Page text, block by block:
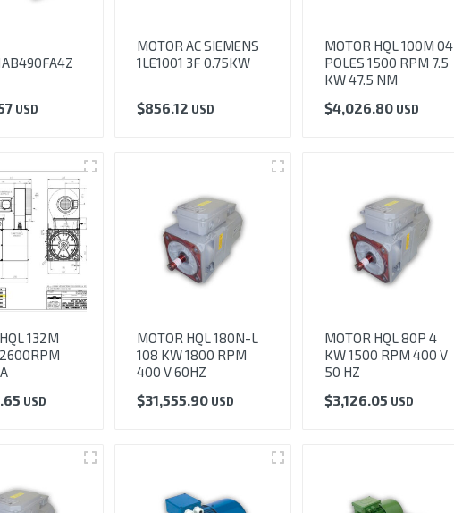
USD
MOTOR AC SIEMENS
1LE1001 3F 0.75KW
$856.12 USD
MOTOR HQL 100M 04
POLES 1500 RPM 7.5
KW 47.5 NM
$4,026.80 USD
132M
USD
MOTOR HQL 180N-L
108 KW 1800 RPM
400 V 60HZ
$31,555.90 USD
MOTOR HQL 80P 4
KW 1500 RPM 400 V
50 HZ
$3,126.05 USD